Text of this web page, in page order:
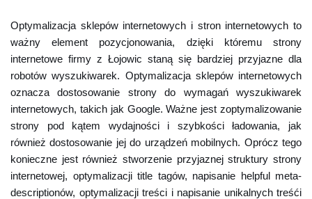
Optymalizacja sklepów internetowych i stron internetowych to
ważny element pozycjonowania, dzięki któremu strony
internetowe firmy z Łojowic staną się bardziej przyjazne dla
robotów wyszukiwarek. Optymalizacja sklepów internetowych
oznacza dostosowanie strony do wymagań wyszukiwarek
internetowych, takich jak Google. Ważne jest zoptymalizowanie
strony pod kątem wydajności i szybkości ładowania, jak
również dostosowanie jej do urządzeń mobilnych. Oprócz tego
konieczne jest również stworzenie przyjaznej struktury strony
internetowej, optymalizacji title tagów, napisanie helpful meta-
descriptionów, optymalizacji treści i napisanie unikalnych treśći